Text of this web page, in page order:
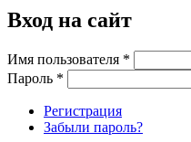
Вход на сайт
Имя пользователя *
Пароль *
Регистрация
Забыли пароль?